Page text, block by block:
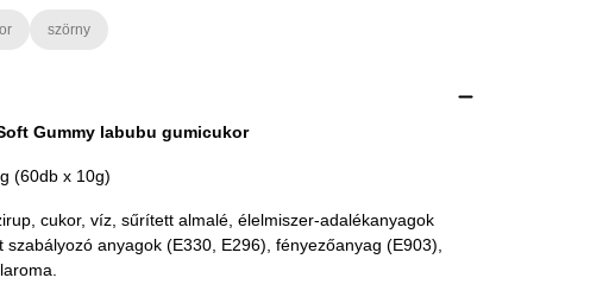
szörny
Gummy labubu gumicukor
(60db x 10g)
cukor, víz, sűrített almalé, élelmiszer-adalékanyagok
szabályozó anyagok (E330, E296), fényezőanyag (E903),